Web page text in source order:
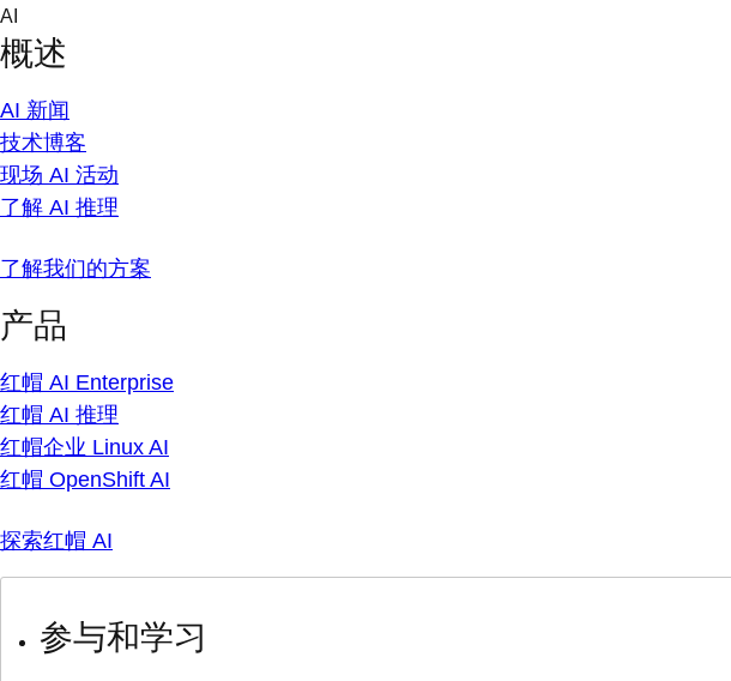
Skip
content
AI
概述
AI 新闻
技术博客
现场 AI 活动
了解 AI 推理
了解我们的方案
产品
红帽 AI Enterprise
红帽 AI 推理
红帽企业 Linux AI
红帽 OpenShift AI
探索红帽 AI
参与和学习